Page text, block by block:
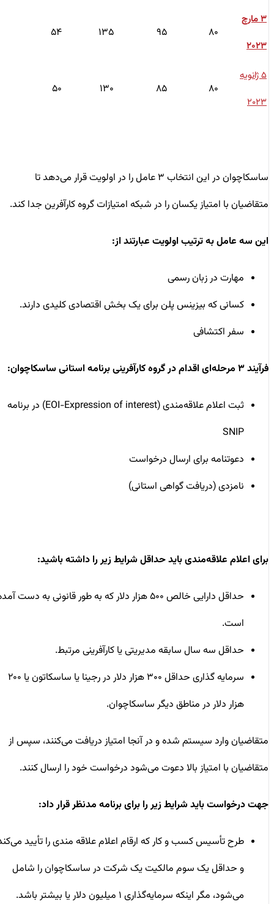
۳ مارچ
۲۰۲۳
۸۰ ۹۵ ۱۳۵ ۵۴
۵ ژانویه
۲۰۲۳
۸۰ ۸۵ ۱۳۰ ۵۰
ساسکاچوان در این انتخاب ۳ عامل را در اولویت قرار می‌دهد تا
متقاضیان با امتیاز یکسان را در شبکه امتیازات گروه کارآفرین جدا کند.
این سه عامل به ترتیب اولویت عبارتند از:
مهارت در زبان رسمی
کسانی که بیزینس پلن برای یک بخش اقتصادی کلیدی دارند.
سفر اکتشافی
فرآیند ۳ مرحله‌ای اقدام در گروه کارآفرینی برنامه استانی ساسکاچوان:
ثبت اعلام علاقه‌مندی (EOI-Expression of interest) در برنامه
SNIP
دعوتنامه برای ارسال درخواست
نامزدی (دریافت گواهی استانی)
برای اعلام علاقه‌مندی باید حداقل شرایط زیر را داشته باشید:
حداقل دارایی خالص ۵۰۰ هزار دلار که به طور قانونی به دست آمده
است.
حداقل سه سال سابقه مدیریتی یا کارآفرینی مرتبط.
سرمایه گذاری حداقل ۳۰۰ هزار دلار در رجینا یا ساسکاتون یا ۲۰۰
هزار دلار در مناطق دیگر ساسکاچوان.
متقاضیان وارد سیستم شده و در آنجا امتیاز دریافت می‌کنند، سپس از
متقاضیان با امتیاز بالا دعوت می‌شود درخواست خود را ارسال کنند.
جهت درخواست باید شرایط زیر را برای برنامه مدنظر قرار داد:
طرح تأسیس کسب و کار که ارقام اعلام علاقه مندی را تأیید می‌کند
و حداقل یک سوم مالکیت یک شرکت در ساسکاچوان را شامل
می‌شود، مگر اینکه سرمایه‌گذاری ۱ میلیون دلار یا بیشتر باشد.